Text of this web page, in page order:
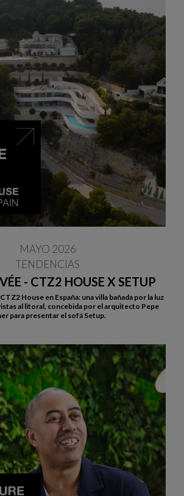
- CTZ2 HOUSE X SETUP
MAYO 2026
TENDENCIAS
House en España: una villa bañada por la luz
al litoral, concebida por el arquitecto Pepe
para presentar el sofá Setup.